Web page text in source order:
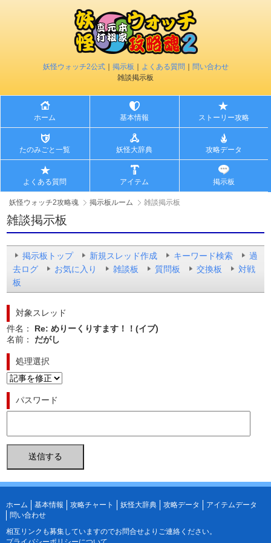
妖怪ウォッチ2公式｜ 掲示板 よくある質問
問い合わせ
雑談掲示板
ホーム 基本情報 ストーリー攻略
たのみごと一覧 妖怪大辞典 攻略データ
よくある質問 アイテム 掲示板
妖怪ウォッチ2攻略魂 掲示板ルーム 雑談掲示板
雑談掲示板
掲示板トップ 新規スレッド作成 キーワード検索
過
去ログ
お気に入り 雑談板 質問板 交換板
対戦
板
対象スレッド
件名： Re: めりーくりすます！！(イブ)
名前： だがし
処理選択
パスワード
ホーム 基本情報 攻略チャート 妖怪大辞典 攻略データ
アイテムデータ
問い合わせ
相互リンクも募集していますのでお問合せよりご連絡ください。